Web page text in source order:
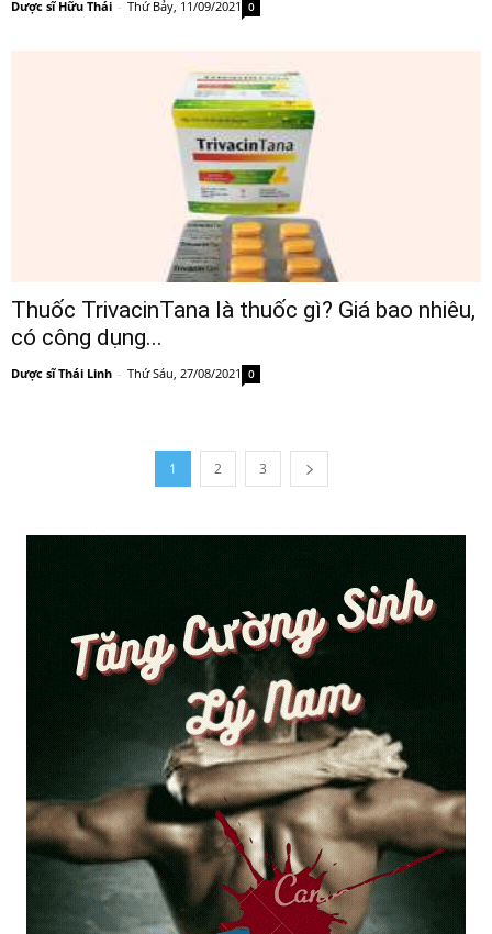
Dược sĩ Hữu Thái - Thứ Bảy, 11/09/2021 0
Thuốc TrivacinTana là thuốc gì? Giá bao nhiêu,
có công dụng...
Dược sĩ Thái Linh - Thứ Sáu, 27/08/2021 0
1 2 3